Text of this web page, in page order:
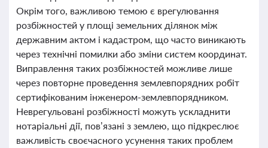
Окрім того, важливою темою є врегулювання
розбіжностей у площі земельних ділянок між
державним актом і кадастром, що часто виникають
через технічні помилки або зміни систем координат.
Виправлення таких розбіжностей можливе лише
через повторне проведення землевпорядних робіт
сертифікованим інженером-землевпорядником.
Неврегульовані розбіжності можуть ускладнити
нотаріальні дії, пов’язані з землею, що підкреслює
важливість своєчасного усунення таких проблем